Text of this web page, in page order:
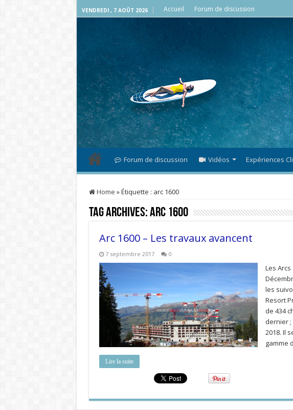
VENDREDI , 7 AOÛT 2026 Accueil Forum de discussion
Forum de discussion Vidéos Expériences
Home »Étiquette : arc 1600
Tag Archives:arc 1600
Arc 1600 – Les travaux avancent
7 septembre 2017 0
Les
les
Resort
de 434
dernier
2018. Il
gamme
Lire la suite